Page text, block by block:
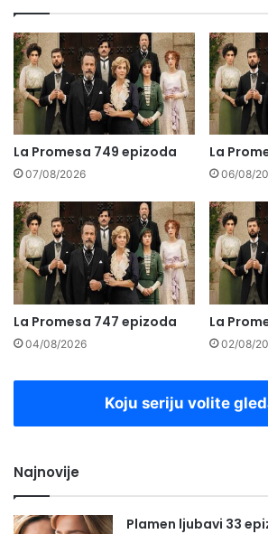
La Promesa 749 epizoda
07/08/2026
La
06/08/
La Promesa 747 epizoda
04/08/2026
La
02/08/
Koju seriju volite
Najnovije
Plamen ljubavi 33